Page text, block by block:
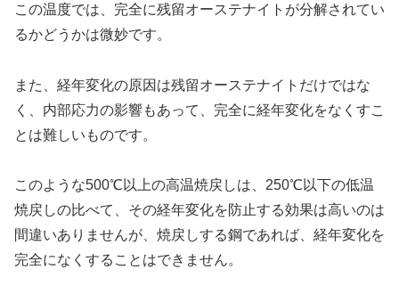
この温度では、完全に残留オーステナイトが分解されてい
るかどうかは微妙です。
また、経年変化の原因は残留オーステナイトだけではな
く、内部応力の影響もあって、完全に経年変化をなくすこ
とは難しいものです。
このような500℃以上の高温焼戻しは、250℃以下の低温
焼戻しの比べて、その経年変化を防止する効果は高いのは
間違いありませんが、焼戻しする鋼であれば、経年変化を
完全になくすることはできません。